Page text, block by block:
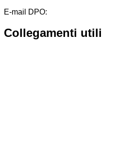
E-mail DPO:
Collegamenti utili